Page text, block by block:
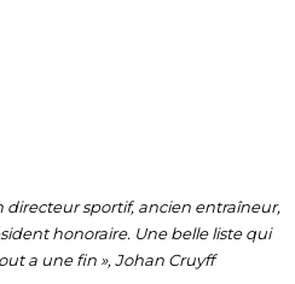
directeur sportif, ancien entraîneur,
honoraire. Une belle liste qui
a une fin », Johan Cruyff